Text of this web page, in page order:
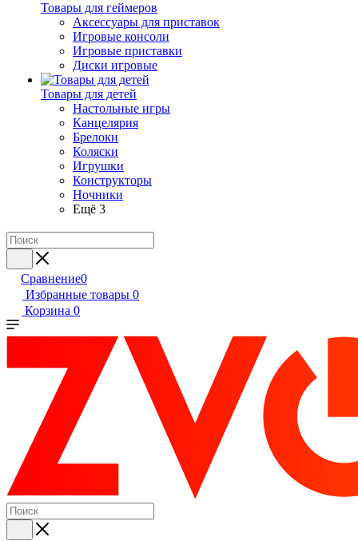
Товары для геймеров
Аксессуары для приставок
Игровые консоли
Игровые приставки
Диски игровые
Товары для детей
Настольные игры
Канцелярия
Брелоки
Коляски
Игрушки
Конструкторы
Ночники
Ещё 3
Сравнение0
Избранные товары 0
Корзина 0